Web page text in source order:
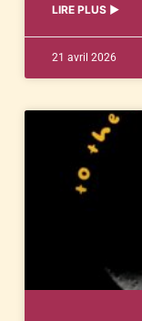
LIRE PLUS ▶︎
21 avril 2026